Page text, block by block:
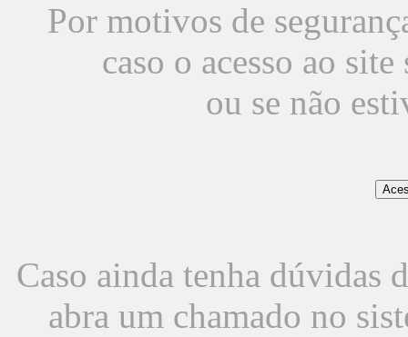
Por motivos de
caso o acesso ao
ou se não
Caso ainda tenha dúvidas
abra um chamado no